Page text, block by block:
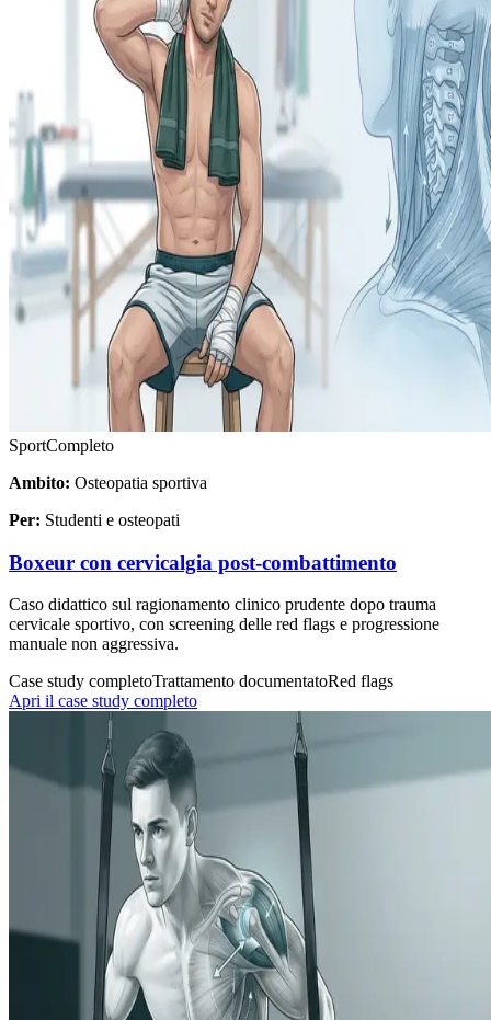
SportCompleto
Ambito: Osteopatia sportiva
Per: Studenti e osteopati
Boxeur con cervicalgia post-combattimento
Caso didattico sul ragionamento clinico prudente dopo trauma
cervicale sportivo, con screening delle red flags e progressione
manuale non aggressiva.
Case study completoTrattamento documentatoRed flags
Apri il case study completo